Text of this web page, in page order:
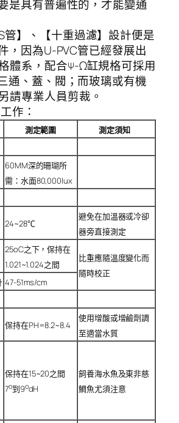
是具有普遍性的，才能變通
管】、【十重過濾】設計便是
，因為U-PVC管已經發展出
體系，配合Ψ-Ω缸規格可採用
通、蓋、閥；而玻璃或有機
請專業人員剪裁。
作：
測定範圍 測定須知
60MM深的珊瑚所
需：水面80,000lux
24~28℃
避免在加溫器或冷卻
器旁直接測定
25oC之下，保持在
1.021~1.024之間
比重應隨溫度變化而
隨時校正
47-51ms/cm
保持在PH=8.2~8.4
使用增酸或增鹼劑調
至適當水質
保持在15~20之間
7o到9odH
飼養海水魚及東非慈
鯛魚尤須注意